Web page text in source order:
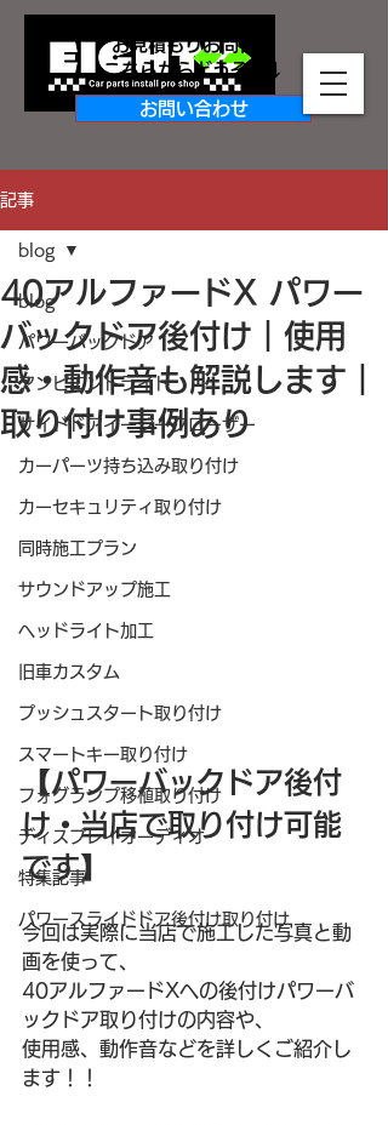
お見積もりお問合せ
​こちらからどうぞ↓↓
お問い合わせ
記事
blog
パワーバックドア
アンビエントライト
サイドドアイージークローザー
カーパーツ持ち込み取り付け
カーセキュリティ取り付け
同時施工プラン
サウンドアップ施工
ヘッドライト加工
旧車カスタム
プッシュスタート取り付け
スマートキー取り付け
フォグランプ移植取り付け
ディスプレイオーディオ
特集記事
パワースライドドア後付け取り付け
blog
40アルファードX パワー
バックドア後付け｜使用
感・動作音も解説します｜
取り付け事例あり
【パワーバックドア後付
け・当店で取り付け可能
です】
今回は実際に当店で施工した写真と動
画を使って、
40アルファードXへの後付けパワーバ
ックドア取り付けの内容や、
使用感、動作音などを詳しくご紹介し
ます！！